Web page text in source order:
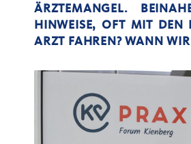
ÄRZTEMANGEL.
HINWEISE, OFT MIT DEN
ARZT FAHREN? WANN